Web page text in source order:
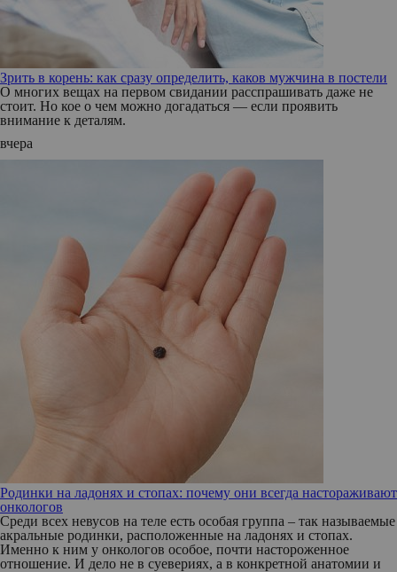
Зрить в корень: как сразу определить, каков мужчина в постели
О многих вещах на первом свидании расспрашивать даже не
стоит. Но кое о чем можно догадаться — если проявить
внимание к деталям.
вчера
Родинки на ладонях и стопах: почему они всегда настораживают
онкологов
Среди всех невусов на теле есть особая группа – так называемые
акральные родинки, расположенные на ладонях и стопах.
Именно к ним у онкологов особое, почти настороженное
отношение. И дело не в суевериях, а в конкретной анатомии и